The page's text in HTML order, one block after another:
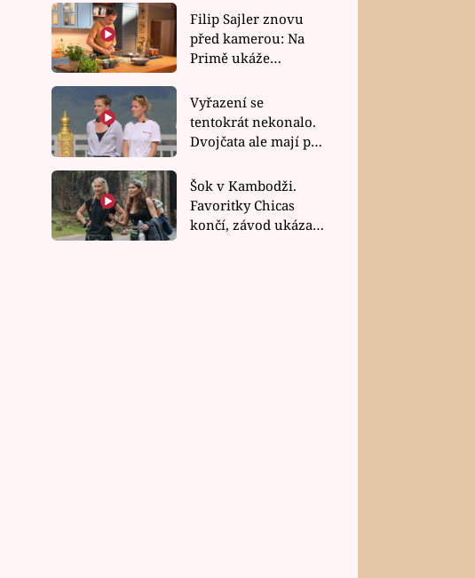
Filip Sajler znovu
před kamerou: Na
Primě ukáže
rychlé recepty
Vyřazení se
tentokrát nekonalo.
Dvojčata ale mají po
závodu nůž na krku
Šok v Kambodži.
Favoritky Chicas
končí, závod ukázal